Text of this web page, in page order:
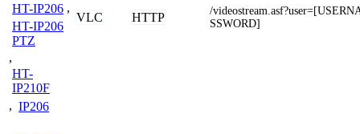
HT-IP206 ,
HT-IP206
PTZ
,
HT-
IP210F
, IP206
VLC HTTP
/
SSWORD]